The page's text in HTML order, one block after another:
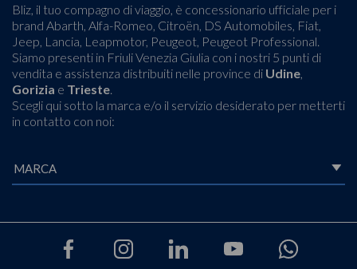
Bliz, il tuo compagno di viaggio, è concessionario ufficiale per i
brand Abarth, Alfa-Romeo, Citroën, DS Automobiles, Fiat,
Jeep, Lancia, Leapmotor, Peugeot, Peugeot Professional.
Siamo presenti in Friuli Venezia Giulia con i nostri 5 punti di
vendita e assistenza distribuiti nelle province di Udine
Gorizia e Trieste
Scegli qui sotto la marca e/o il servizio desiderato per metterti
in contatto con noi: